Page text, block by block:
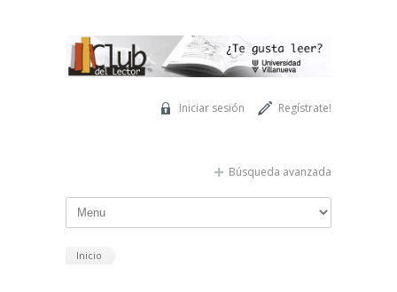
Regístrate!
Iniciar sesión
Búsqueda avanzada
Inicio